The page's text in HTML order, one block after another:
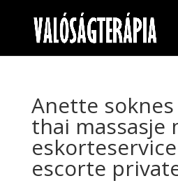
Anette
thai massasje
escorte